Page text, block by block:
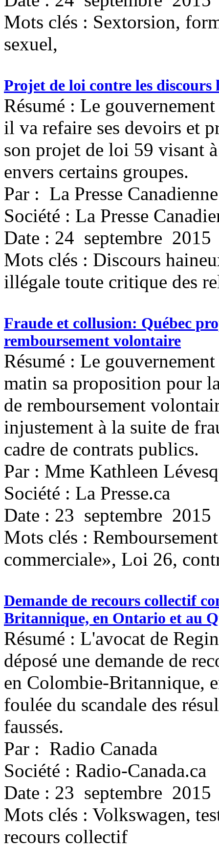
Mots clés : Sextorsion,
sexuel,
Projet de loi contre les discours
Résumé : Le
il va refaire ses devoirs et
son projet de loi 59 visant
envers certains groupes.
Par : La Presse Canadienne
Société : La Presse
Date : 24 septembre 2015
Mots clés : Discours
illégale toute critique des
Fraude et collusion: Québec
remboursement volontaire
Résumé : Le
matin sa proposition pour
de remboursement
injustement à la suite de
cadre de contrats publics.
Par : Mme Kathleen
Société : La Presse.ca
Date : 23 septembre 2015
Mots clés :
commerciale», Loi 26,
Demande de recours collectif
Britannique, en Ontario et au
Résumé : L'avocat de
déposé une demande de
en Colombie-Britannique,
foulée du scandale des
faussés.
Par : Radio Canada
Société : Radio-Canada.ca
Date : 23 septembre 2015
Mots clés : Volkswagen,
recours collectif